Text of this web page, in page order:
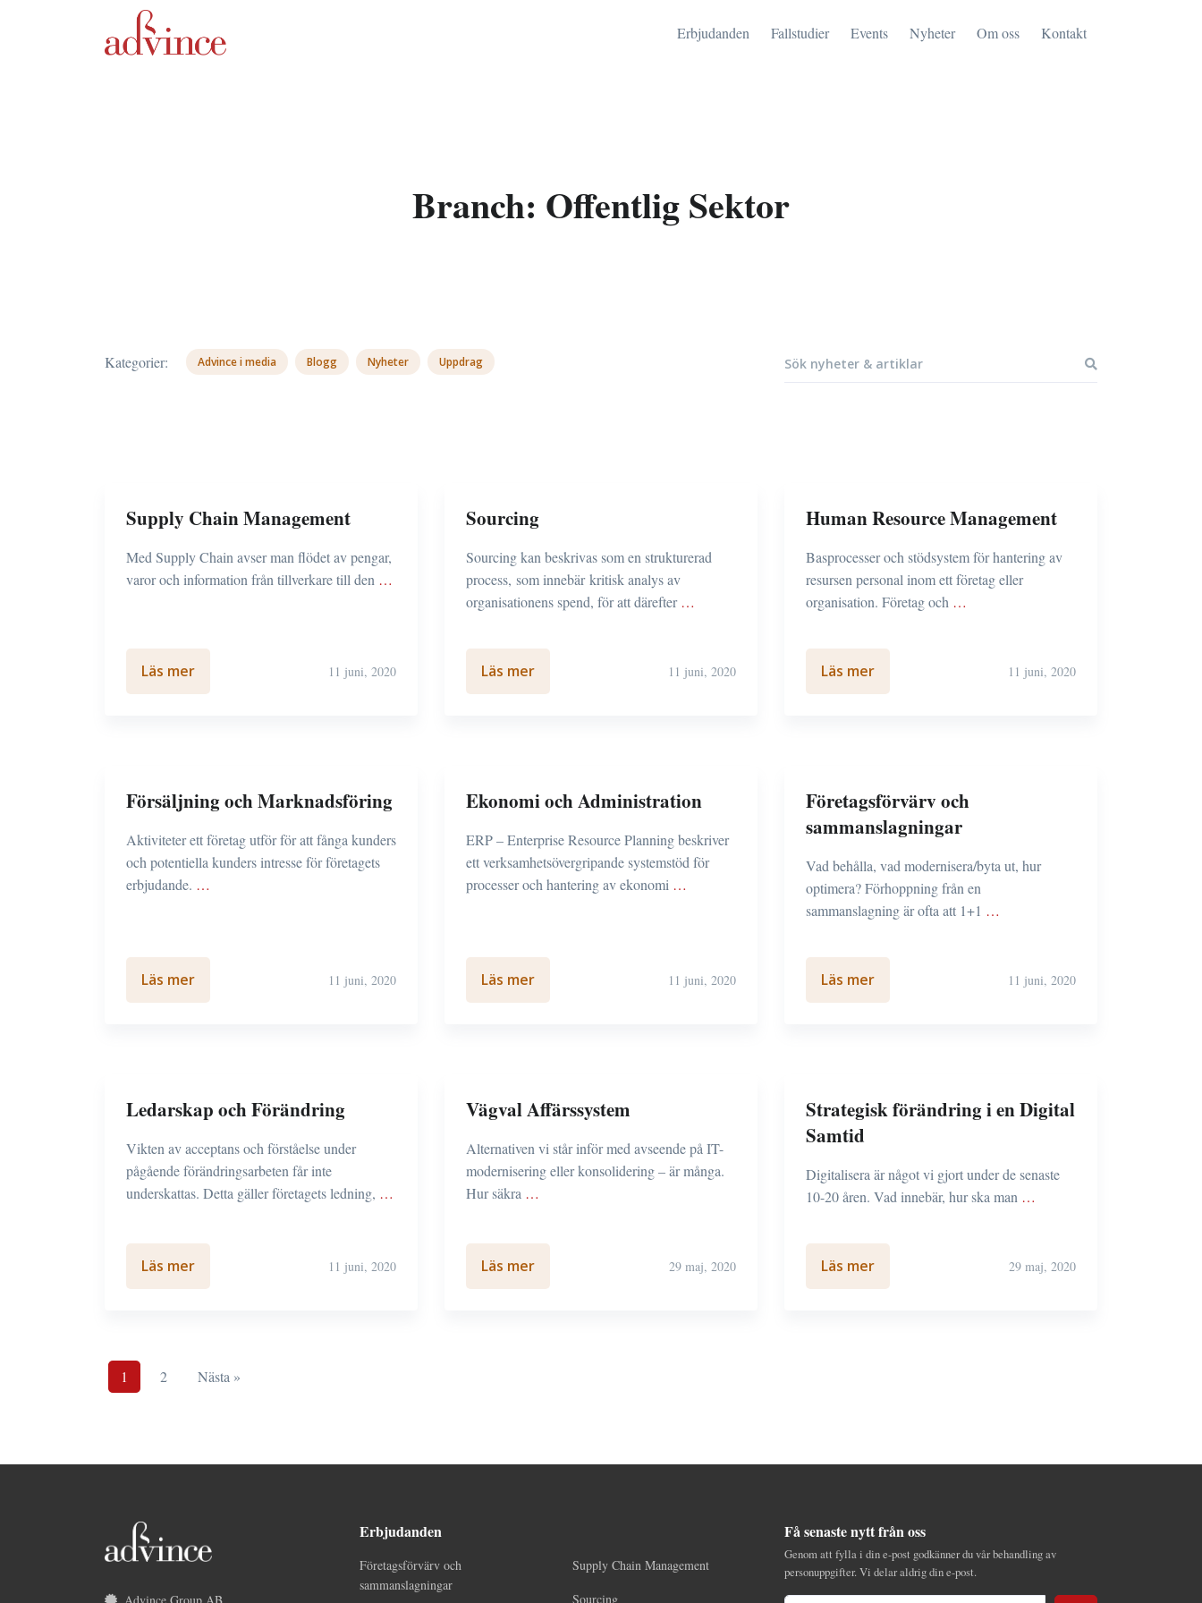
Erbjudanden Fallstudier Events Nyheter Om oss Kontakt
Branch: Offentlig Sektor
Kategorier: Advince i media Blogg Nyheter Uppdrag
Supply Chain Management
Med Supply Chain avser man flödet av pengar,
varor och information från tillverkare till den …
Läs mer 11 juni, 2020
Sourcing
Sourcing kan beskrivas som en strukturerad
process, som innebär kritisk analys av
organisationens spend, för att därefter…
Läs mer 11 juni, 2020
Human Resource Management
Basprocesser och stödsystem för hantering av
resursen personal inom ett företag eller
organisation. Företag och …
Läs mer 11 juni, 2020
Försäljning och Marknadsföring
Aktiviteter ett företag utför för att fånga kunders
och potentiella kunders intresse för företagets
erbjudande. …
Läs mer 11 juni, 2020
Ekonomi och Administration
ERP – Enterprise Resource Planning beskriver
ett verksamhetsövergripande systemstöd för
processer och hantering av ekonomi …
Läs mer 11 juni, 2020
Företagsförvärv och
sammanslagningar
Vad behålla, vad modernisera/byta ut, hur
optimera? Förhoppning från en
sammanslagning är ofta att 1+1 …
Läs mer 11 juni, 2020
Ledarskap och Förändring
Vikten av acceptans och förståelse under
pågående förändringsarbeten får inte
underskattas. Detta gäller företagets ledning, …
Läs mer 11 juni, 2020
Vägval Affärssystem
Alternativen vi står inför med avseende på IT-
modernisering eller konsolidering – är många.
Hur säkra …
Läs mer 29 maj, 2020
Strategisk förändring i en Digital
Samtid
Digitalisera är något vi gjort under de senaste
10-20 åren. Vad innebär, hur ska man …
Läs mer 29 maj, 2020
1 2 Nästa »
Erbjudanden
Företagsförvärv och
sammanslagningar
Supply Chain Management
Sourcing
Få senaste nytt från oss
Genom att fylla i din e-post godkänner du vår behandling av
personuppgifter. Vi delar aldrig din e-post.